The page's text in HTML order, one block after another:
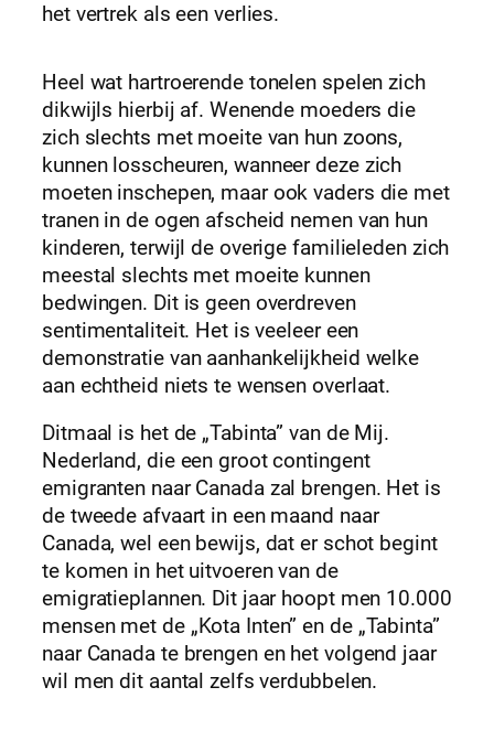
het vertrek als een verlies.
Heel wat hartroerende tonelen spelen zich
dikwijls hierbij af. Wenende moeders die
zich slechts met moeite van hun zoons,
kunnen losscheuren, wanneer deze zich
moeten inschepen, maar ook vaders die met
tranen in de ogen afscheid nemen van hun
kinderen, terwijl de overige familieleden zich
meestal slechts met moeite kunnen
bedwingen. Dit is geen overdreven
sentimentaliteit. Het is veeleer een
demonstratie van aanhankelijkheid welke
aan echtheid niets te wensen overlaat.
Ditmaal is het de „Tabinta” van de Mij.
Nederland, die een groot contingent
emigranten naar Canada zal brengen. Het is
de tweede afvaart in een maand naar
Canada, wel een bewijs, dat er schot begint
te komen in het uitvoeren van de
emigratieplannen. Dit jaar hoopt men 10.000
mensen met de „Kota Inten” en de „Tabinta”
naar Canada te brengen en het volgend jaar
wil men dit aantal zelfs verdubbelen.